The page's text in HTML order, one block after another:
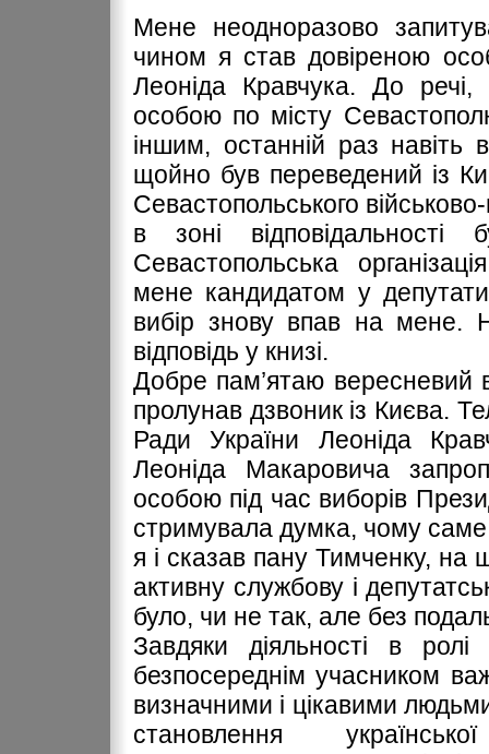
Мене неодноразово
чином я став довіреною
Леоніда Кравчука. До
особою по місту
іншим, останній раз навіть
щойно був переведений із
Севастопольського
в зоні відповідальності
Севастопольська
мене кандидатом у
вибір знову впав на мене.
відповідь у книзі.
Добре пам’ятаю вересневий
пролунав дзвоник із Києва.
Ради України Леоніда
Леоніда Макаровича
особою під час виборів
стримувала думка, чому
я і сказав пану Тимченку, на
активну службову і
було, чи не так, але без
Завдяки діяльності в
безпосереднім учасником
визначними і цікавими
становлення